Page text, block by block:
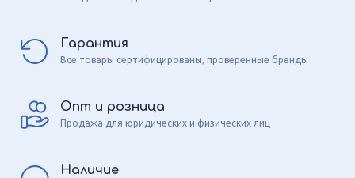
Гарантия
Все товары сертифицированы, проверенные бренды
Опт и розница
Продажа для юридических и физических лиц
Наличие